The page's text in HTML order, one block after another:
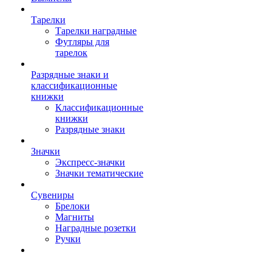
Тарелки
Тарелки наградные
Футляры для
тарелок
Разрядные знаки и
классификационные
книжки
Классификационные
книжки
Разрядные знаки
Значки
Экспресс-значки
Значки тематические
Сувениры
Брелоки
Магниты
Наградные розетки
Ручки